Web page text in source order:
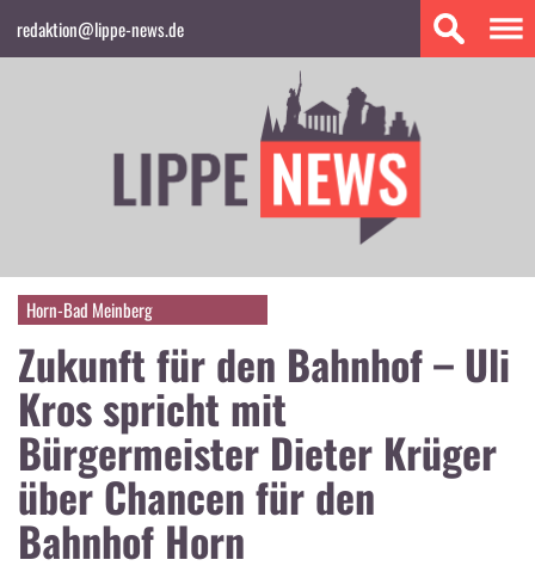
redaktion@lippe-news.de
Horn-Bad Meinberg
Zukunft für den Bahnhof – Uli
Kros spricht mit
Bürgermeister Dieter Krüger
über Chancen für den
Bahnhof Horn